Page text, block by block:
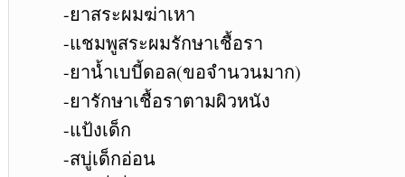
-ยาสระผมฆ่าเหา
-แชมพูสระผมรักษาเชื้อรา
-ยาน้ำเบบี้ดอล(ขอจำนวนมาก)
-ยารักษาเชื้อราตามผิวหนัง
-แป้งเด็ก
-สบู่เด็กอ่อน